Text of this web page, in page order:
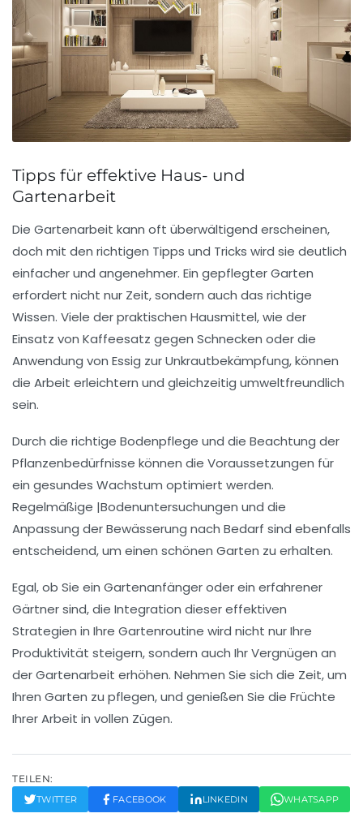
Tipps für effektive Haus- und
Gartenarbeit
Die Gartenarbeit kann oft überwältigend erscheinen,
doch mit den richtigen Tipps und Tricks wird sie deutlich
einfacher und angenehmer. Ein gepflegter Garten
erfordert nicht nur Zeit, sondern auch das richtige
Wissen. Viele der praktischen Hausmittel, wie der
Einsatz von Kaffeesatz gegen Schnecken oder die
Anwendung von Essig zur Unkrautbekämpfung, können
die Arbeit erleichtern und gleichzeitig umweltfreundlich
sein.
Durch die richtige Bodenpflege und die Beachtung der
Pflanzenbedürfnisse können die Voraussetzungen für
ein gesundes Wachstum optimiert werden.
Regelmäßige |Bodenuntersuchungen und die
Anpassung derBewässerung nach Bedarf sind ebenfalls
entscheidend, um einen schönen Garten zu erhalten.
Egal, ob Sie ein Gartenanfängeroder ein erfahrener
Gärtner sind, die Integration dieser effektiven
Strategien in Ihre Gartenroutine wird nicht nur Ihre
Produktivität steigern, sondern auch Ihr Vergnügen an
der Gartenarbeit erhöhen. Nehmen Sie sich die Zeit, um
Ihren Garten zu pflegen, und genießen Sie die Früchte
Ihrer Arbeit in vollen Zügen.
TEILEN:
TWITTER FACEBOOK LINKEDIN WHATSAPP